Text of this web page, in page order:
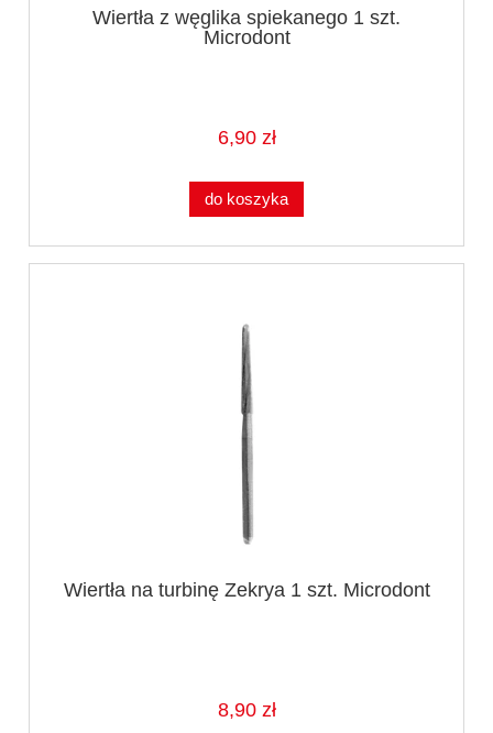
Wiertła z węglika spiekanego 1 szt.
Microdont
6,90 zł
do koszyka
Wiertła na turbinę Zekrya 1 szt. Microdont
8,90 zł